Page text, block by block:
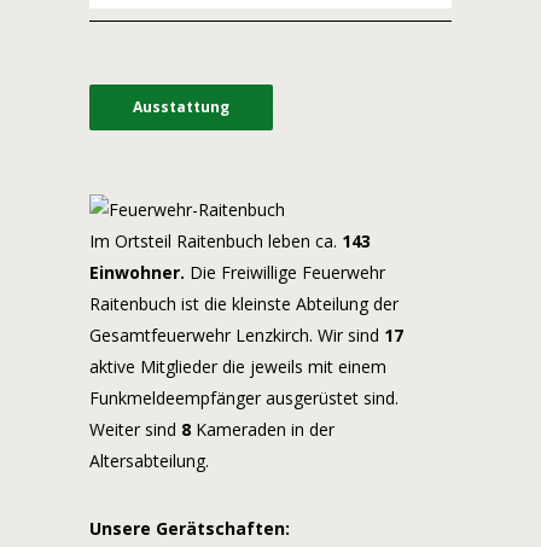
Ausstattung
Im Ortsteil Raitenbuch leben ca. 143
Einwohner. Die Freiwillige Feuerwehr
Raitenbuch ist die kleinste Abteilung der
Gesamtfeuerwehr Lenzkirch. Wir sind 17
aktive Mitglieder die jeweils mit einem
Funkmeldeempfänger ausgerüstet sind.
Weiter sind 8 Kameraden in der
Altersabteilung.
Unsere Gerätschaften: